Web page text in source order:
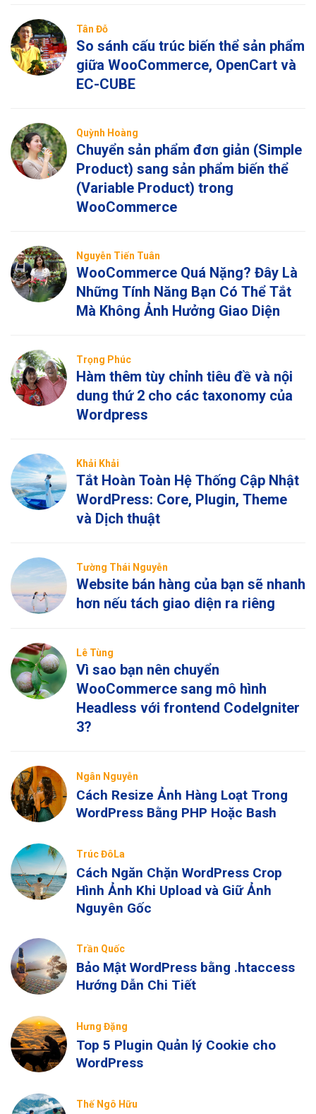
Tân Đỗ
So sánh cấu trúc biến thể sản phẩm
giữa WooCommerce, OpenCart và
EC-CUBE
Quỳnh Hoàng
Chuyển sản phẩm đơn giản (Simple
Product) sang sản phẩm biến thể
(Variable Product) trong
WooCommerce
Nguyễn Tiến Tuân
WooCommerce Quá Nặng? Đây Là
Những Tính Năng Bạn Có Thể Tắt
Mà Không Ảnh Hưởng Giao Diện
Trọng Phúc
Hàm thêm tùy chỉnh tiêu đề và nội
dung thứ 2 cho các taxonomy của
Wordpress
Khải Khải
Tắt Hoàn Toàn Hệ Thống Cập Nhật
WordPress: Core, Plugin, Theme
và Dịch thuật
Tường Thái Nguyễn
Website bán hàng của bạn sẽ nhanh
hơn nếu tách giao diện ra riêng
Lê Tùng
Vì sao bạn nên chuyển
WooCommerce sang mô hình
Headless với frontend CodeIgniter
3?
Ngân Nguyễn
Cách Resize Ảnh Hàng Loạt Trong
WordPress Bằng PHP Hoặc Bash
Trúc ĐôLa
Cách Ngăn Chặn WordPress Crop
Hình Ảnh Khi Upload và Giữ Ảnh
Nguyên Gốc
Trần Quốc
Bảo Mật WordPress bằng .htaccess
Hướng Dẫn Chi Tiết
Hưng Đặng
Top 5 Plugin Quản lý Cookie cho
WordPress
Thế Ngô Hữu